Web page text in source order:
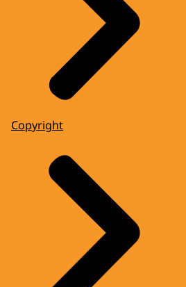
Copyright